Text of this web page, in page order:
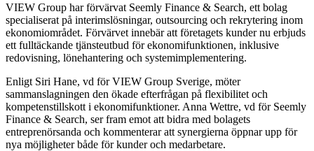
VIEW Group har förvärvat Seemly Finance & Search, ett bolag
specialiserat på interimslösningar, outsourcing och rekrytering inom
ekonomiområdet. Förvärvet innebär att företagets kunder nu erbjuds
ett fulltäckande tjänsteutbud för ekonomifunktionen, inklusive
redovisning, lönehantering och systemimplementering.
Enligt Siri Hane, vd för VIEW Group Sverige, möter
sammanslagningen den ökade efterfrågan på flexibilitet och
kompetenstillskott i ekonomifunktioner. Anna Wettre, vd för Seemly
Finance & Search, ser fram emot att bidra med bolagets
entreprenörsanda och kommenterar att synergierna öppnar upp för
nya möjligheter både för kunder och medarbetare.